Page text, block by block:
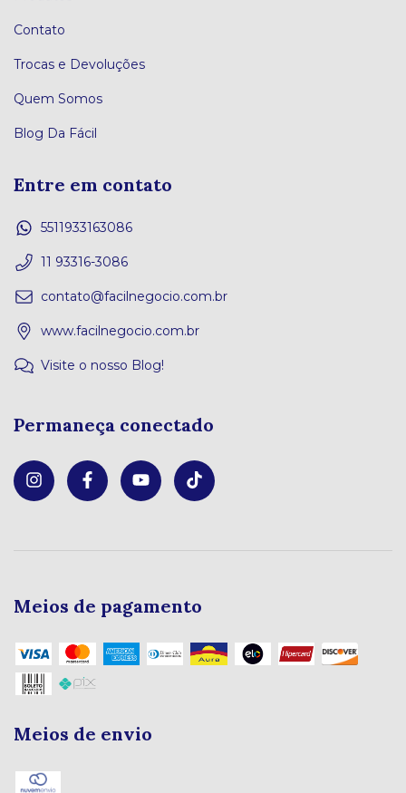
Contato
Trocas e Devoluções
Quem Somos
Blog Da Fácil
Entre em contato
5511933163086
11 93316-3086
contato@facilnegocio.com.br
www.facilnegocio.com.br
Visite o nosso Blog!
Permaneça conectado
Meios de pagamento
Meios de envio